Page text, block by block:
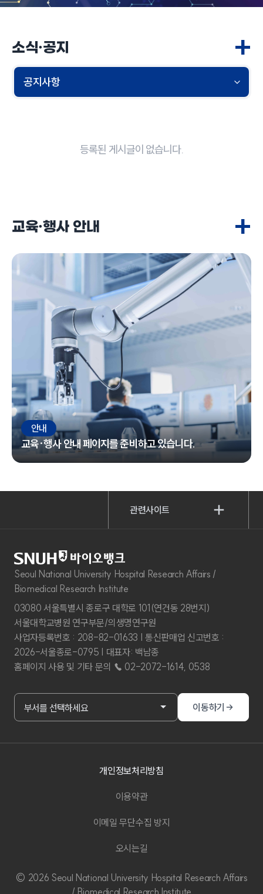
소식·공지 +
등록된 게시글이 없습니다.
교육·행사 안내 +
안내
교육·행사 안내 페이지를 준비하고 있습니다.
관련사이트
Seoul National University Hospital Research Affairs /
Biomedical Research Institute
03080 서울특별시 종로구 대학로 101(연건동 28번지)
서울대학교병원 연구부문/의생명연구원
사업자등록번호 : 208-82-01633 | 통신판매업 신고번호 :
2026-서울종로-0795 | 대표자: 백남종
홈페이지 사용 및 기타 문의 ☎ 02-2072-1614, 0538
부서홈페이지 바로가기
부서를 선택하세요 이동하기
개인정보처리방침
이용약관
이메일 무단수집 방지
오시는길
© 2026 Seoul National University Hospital Research Affairs
/ Biomedical Research Institute